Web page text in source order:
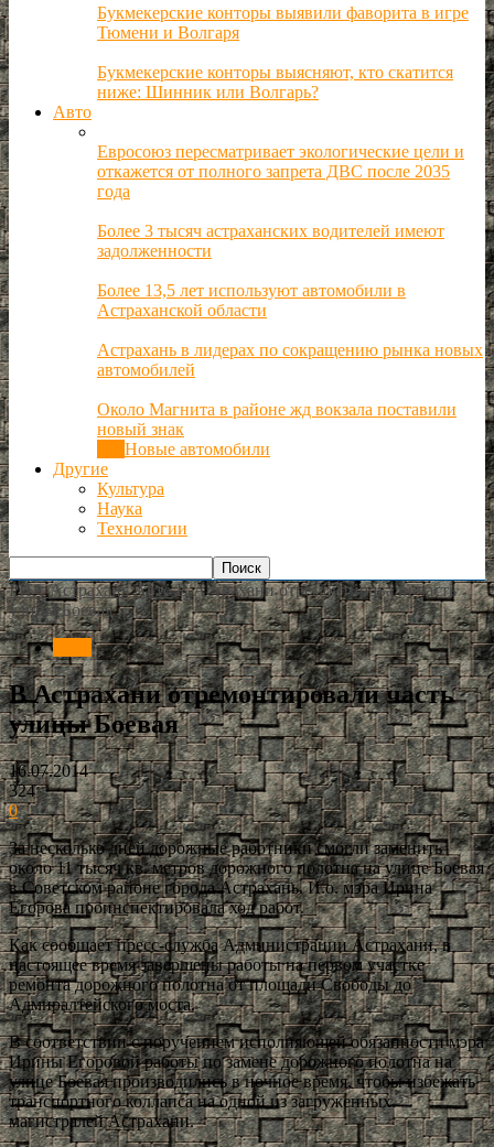
Букмекерские конторы выявили фаворита в игре
Тюмени и Волгаря
Букмекерские конторы выясняют, кто скатится
ниже: Шинник или Волгарь?
Авто
Евросоюз пересматривает экологические цели и
откажется от полного запрета ДВС после 2035
года
Более 3 тысяч астраханских водителей имеют
задолженности
Более 13,5 лет используют автомобили в
Астраханской области
Астрахань в лидерах по сокращению рынка новых
автомобилей
Около Магнита в районе жд вокзала поставили
новый знак
Новые автомобили
Другие
Культура
Наука
Технологии
РИА Астрахань Авто В Астрахани отремонтировали часть
улицы Боевая
В Астрахани отремонтировали часть
улицы Боевая
16.07.2014
324
0
За несколько дней дорожные работники смогли заменить
около 11 тысяч кв. метров дорожного полотна на улице Боевая
в Советском районе города Астрахань. И.о. мэра Ирина
Егорова проинспектировала ход работ.
Как сообщает пресс-служба Администрации Астрахани, в
настоящее время завершены работы на первом участке
ремонта дорожного полотна от площади Свободы до
Адмиралтейского моста.
В соответствии с поручением исполняющей обязанности мэра
Ирины Егоровой работы по замене дорожного полотна на
улице Боевая производились в ночное время, чтобы избежать
транспортного коллапса на одной из загруженных
магистралей Астрахани.